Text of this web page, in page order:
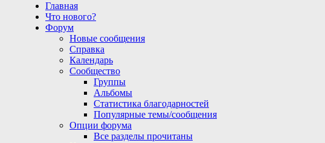
Главная
Что нового?
Форум
Новые сообщения
Справка
Календарь
Сообщество
Группы
Альбомы
Статистика благодарностей
Популярные темы/сообщения
Опции форума
Все разделы прочитаны